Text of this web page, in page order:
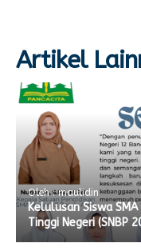
Artikel
Oleh : maulidin
Kelulusan Siswa
Tinggi Negeri (SNBP